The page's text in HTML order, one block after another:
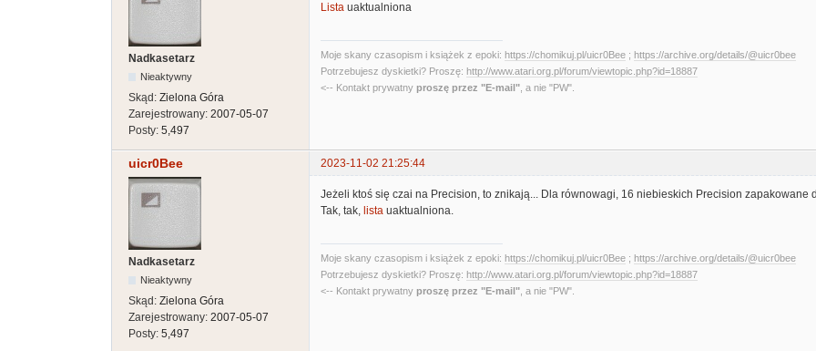
Nadkasetarz
Nieaktywny
Skąd: Zielona Góra
Zarejestrowany: 2007-05-07
Posty: 5,497
Lista uaktualniona
Moje skany czasopism i książek z epoki: https://chomikuj.pl/uicr0Bee ; https://archive.org/details/@uicr0bee
Potrzebujesz dyskietki? Proszę: http://www.atari.org.pl/forum/viewtopic.php?id=18887
<-- Kontakt prywatny proszę przez "E-mail" , a nie "PW".
uicr0Bee 2023-11-02 21:25:44
Nadkasetarz
Nieaktywny
Skąd: Zielona Góra
Zarejestrowany: 2007-05-07
Posty: 5,497
Jeżeli ktoś się czai na Precision, to znikają... Dla równowagi, 16 niebieskich Precision zapakowane
Tak, tak, lista uaktualniona.
Moje skany czasopism i książek z epoki: https://chomikuj.pl/uicr0Bee ; https://archive.org/details/@uicr0bee
Potrzebujesz dyskietki? Proszę: http://www.atari.org.pl/forum/viewtopic.php?id=18887
<-- Kontakt prywatny proszę przez "E-mail" , a nie "PW".